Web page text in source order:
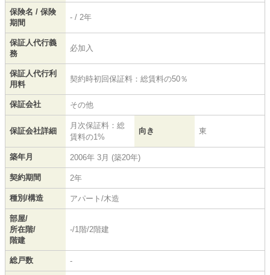
保険名 / 保険
期間
- / 2年
保証人代行義
務
必加入
保証人代行利
用料
契約時初回保証料：総賃料の50％
保証会社 その他
保証会社詳細
月次保証料：総
賃料の1%
向き 東
築年月 2006年 3月 (築20年)
契約期間 2年
種別/構造 アパート/木造
部屋/
所在階/
階建
-/1階/2階建
総戸数 -